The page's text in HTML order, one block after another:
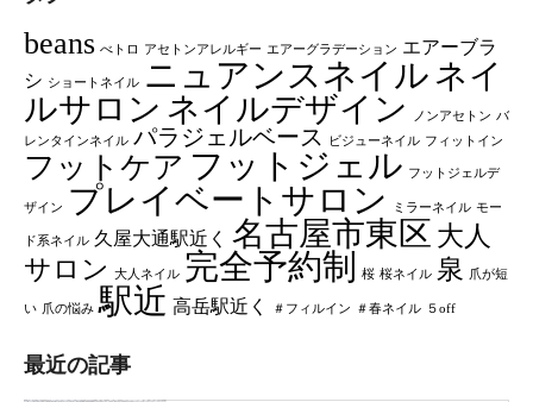
beans べトロ アセトンアレルギー エアーグラデーション エアーブラ
シ ショートネイル ニュアンスネイル ネイ
ルサロン ネイルデザイン ノンアセトン バ
レンタインネイル パラジェルベース ビジューネイル フィットイン
フットケア フットジェル フットジェルデ
ザイン プレイベートサロン ミラーネイル モー
ド系ネイル 久屋大通駅近く 名古屋市東区 大人
サロン
大人ネイル 完全予約制 桜 桜ネイル 泉 爪が短
い 爪の悩み 駅近 高岳駅近く ＃フィルイン ＃春ネイル ５off
最近の記事